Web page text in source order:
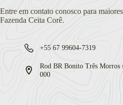
Entre em contato conosco para
Fazenda Ceita Corê.
+55 67 99604-7319
Rod BR Bonito Três
000